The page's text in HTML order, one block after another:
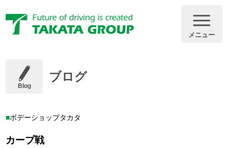
メニュー
Blog
ブログ
ボデーショップタカタ
カープ戦